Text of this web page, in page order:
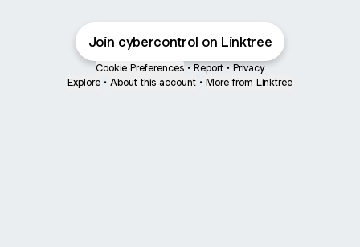
Join cybercontrol on Linktree
Cookie Preferences • Report • Privacy
Explore • About this account • More from Linktree